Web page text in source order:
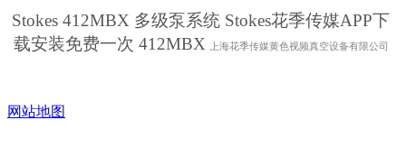
Stokes 412MBX 多级泵系统 Stokes花季传媒APP下
载安装免费一次 412MBX
上海花季传媒黄色视频真空设备有限公司
网站地图